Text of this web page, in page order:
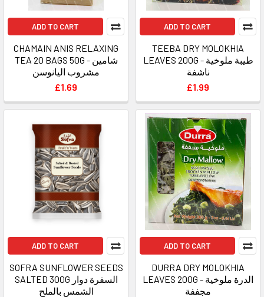
ADD TO CART
CHAMAIN ANIS RELAXING
TEA 20 BAGS 50G - شامين
مشروب اليانوسن
£1.69
ADD TO CART
TEEBA DRY MOLOKHIA
LEAVES 200G - طيبة ملوخية
ناشفة
£1.99
ADD TO CART
SOFRA SUNFLOWER SEEDS
SALTED 300G السفرة دوار
الشمس بالملح
ADD TO CART
DURRA DRY MOLOKHIA
LEAVES 200G - الدرة ملوخية
مجففة